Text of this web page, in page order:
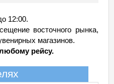
12:00.
восточного рынка,
магазинов.
рейсу.